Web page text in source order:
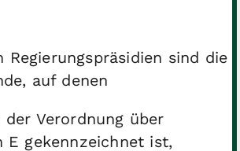
sind die
auf denen
Verordnung über
E gekennzeichnet ist,